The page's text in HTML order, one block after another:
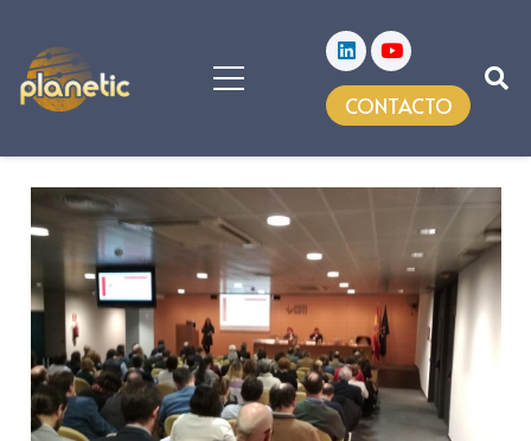
CONTACTO